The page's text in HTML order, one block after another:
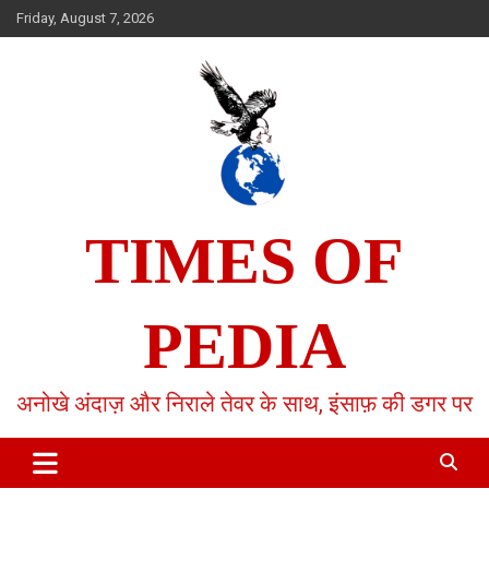
Skip
to
Friday, August 7, 2026
TIMES OF
PEDIA
अनोखे अंदाज़ और निराले तेवर के साथ, इंसाफ़ की डगर पर